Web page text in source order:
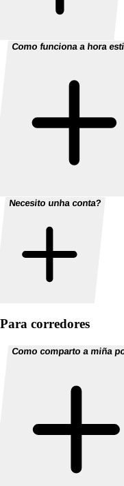
Como funciona a hora
Necesito unha conta?
Para corredores
Como comparto a miña